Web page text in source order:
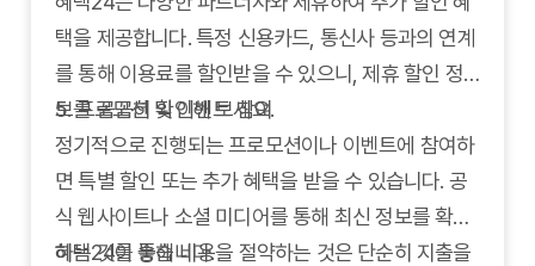
택을 제공합니다. 특정 신용카드, 통신사 등과의 연계
를 통해 이용료를 할인받을 수 있으니, 제휴 할인 정
보를 꼼꼼히 확인해 보세요.
5. 프로모션 및 이벤트 참여
정기적으로 진행되는 프로모션이나 이벤트에 참여하
면 특별 할인 또는 추가 혜택을 받을 수 있습니다. 공
식 웹사이트나 소셜 미디어를 통해 최신 정보를 확인
하는 것이 좋습니다.
혜택24를 통해 비용을 절약하는 것은 단순히 지출을